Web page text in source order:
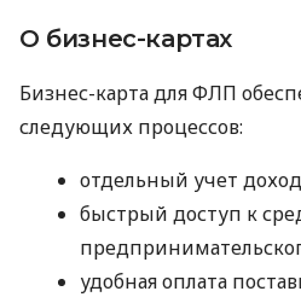
О бизнес-картах
Бизнес-карта для ФЛП
следующих процессов:
отдельный учет
быстрый доступ к
удобная оплата